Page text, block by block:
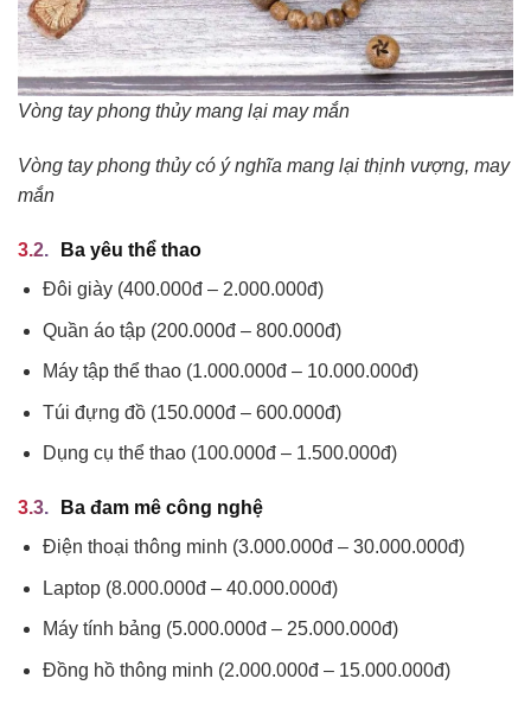
Vòng tay phong thủy mang lại may mắn
Vòng tay phong thủy có ý nghĩa mang lại thịnh vượng, may
mắn
Ba yêu thể thao
Đôi giày (400.000đ – 2.000.000đ)
Quần áo tập (200.000đ – 800.000đ)
Máy tập thể thao (1.000.000đ – 10.000.000đ)
Túi đựng đồ (150.000đ – 600.000đ)
Dụng cụ thể thao (100.000đ – 1.500.000đ)
Ba đam mê công nghệ
Điện thoại thông minh (3.000.000đ – 30.000.000đ)
Laptop (8.000.000đ – 40.000.000đ)
Máy tính bảng (5.000.000đ – 25.000.000đ)
Đồng hồ thông minh (2.000.000đ – 15.000.000đ)